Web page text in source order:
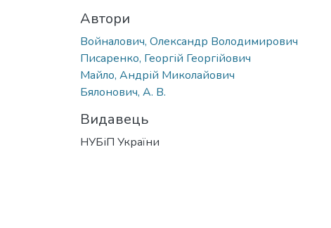
Автори
Войналович, Олександр Володимирович
Писаренко, Георгій Георгійович
Майло, Андрій Миколайович
Бялонович, А. В.
Видавець
НУБіП України